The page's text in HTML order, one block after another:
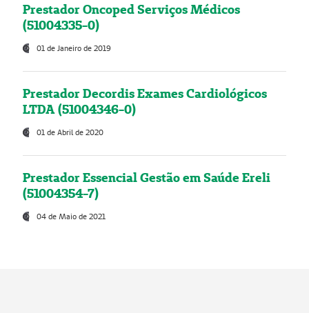
Prestador Oncoped Serviços Médicos
(51004335-0)
01 de Janeiro de 2019
Prestador Decordis Exames Cardiológicos
LTDA (51004346-0)
01 de Abril de 2020
Prestador Essencial Gestão em Saúde Ereli
(51004354-7)
04 de Maio de 2021